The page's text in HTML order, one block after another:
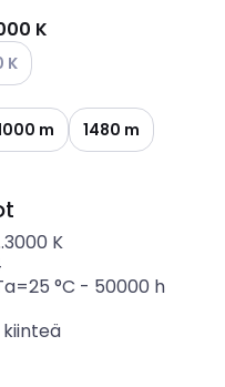
K
olevat vaihtoehdot
K
m
1480 m
K
°C - 50000 h
kiinteä